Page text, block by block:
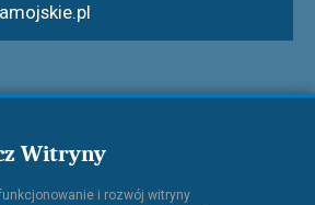
Witryny
i rozwój witryny